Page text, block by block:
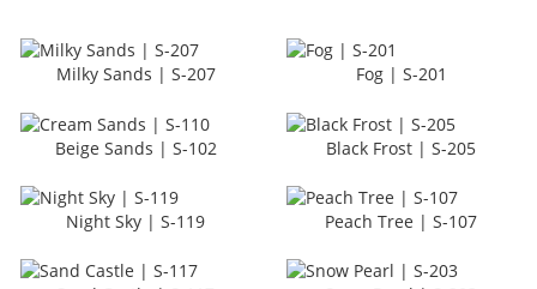
Milky Sands | S-207 Fog | S-201
Beige Sands | S-102 Black Frost | S-205
Night Sky | S-119 Peach Tree | S-107